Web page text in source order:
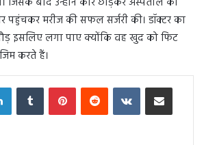
मरीज की सफल सर्जरी की। डॉक्टर का
इसलिए लगा पाए क्योंकि वह खुद को फिट
करते हैं।
LinkedInTumblr PinterestReddit VKontakteShare via Email